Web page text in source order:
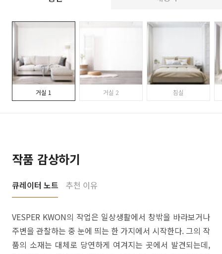
거실 1 거실 2 침실
작품 감상하기
큐레이터 노트 추천 이유
VESPER KWON의 작업은 일상생활에서 창밖을 바라보거나
주변을 관찰하는 중 눈에 띄는 한 가지에서 시작한다. 그의 작
품의 소재는 대체로 당연하게 여겨지는 곳에서 발견되는데,